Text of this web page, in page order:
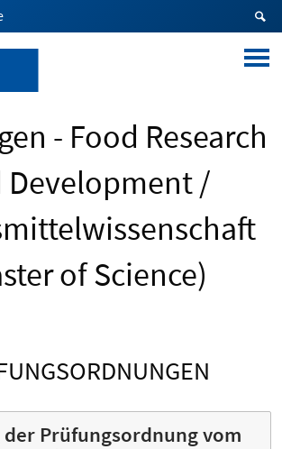
- Food Research
Development /
of Science)
Prüfungsordnung vom